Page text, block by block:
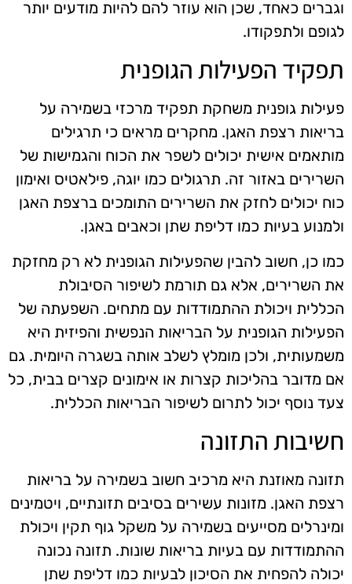
וגברים כאחד, שכן הוא עוזר להם להיות מודעים יותר
לגופם ולתפקודו.
תפקיד הפעילות הגופנית
פעילות גופנית משחקת תפקיד מרכזי בשמירה על
בריאות רצפת האגן. מחקרים מראים כי תרגילים
מותאמים אישית יכולים לשפר את הכוח והגמישות של
השרירים באזור זה. תרגולים כמו יוגה, פילאטיס ואימון
כוח יכולים לחזק את השרירים התומכים ברצפת האגן
ולמנוע בעיות כמו דליפת שתן וכאבים באגן.
כמו כן, חשוב להבין שהפעילות הגופנית לא רק מחזקת
את השרירים, אלא גם תורמת לשיפור הסיבולת
הכללית ויכולת ההתמודדות עם מתחים. השפעתה של
הפעילות הגופנית על הבריאות הנפשית והפיזית היא
משמעותית, ולכן מומלץ לשלב אותה בשגרה היומית. גם
אם מדובר בהליכות קצרות או אימונים קצרים בבית, כל
צעד נוסף יכול לתרום לשיפור הבריאות הכללית.
חשיבות התזונה
תזונה מאוזנת היא מרכיב חשוב בשמירה על בריאות
רצפת האגן. מזונות עשירים בסיבים תזונתיים, ויטמינים
ומינרלים מסייעים בשמירה על משקל גוף תקין ויכולת
ההתמודדות עם בעיות בריאות שונות. תזונה נכונה
יכולה להפחית את הסיכון לבעיות כמו דליפת שתן